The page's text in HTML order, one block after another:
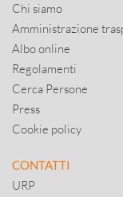
Chi siamo
Amministrazione
Albo online
Regolamenti
Cerca Persone
Press
Cookie policy
CONTATTI
URP